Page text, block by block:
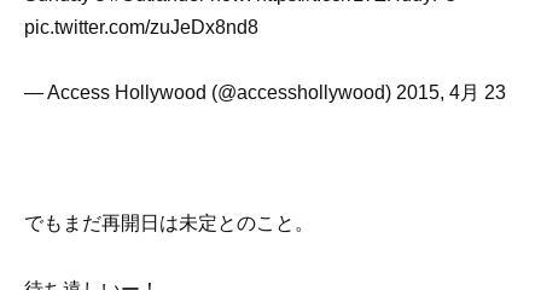
pic.twitter.com/zuJeDx8nd8
— Access Hollywood (@accesshollywood) 2015, 4月 23
でもまだ再開日は未定とのこと。